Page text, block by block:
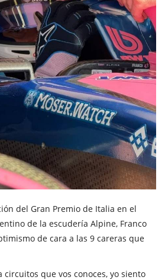
del Gran Premio de Italia en el
de la escudería Alpine, Franco
de cara a las 9 careras que
circuitos que vos conoces, yo siento